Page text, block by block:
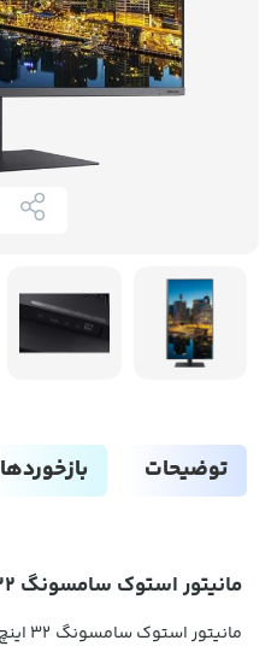
توضیحات بازخوردها
مانیتور استوک سامسونگ 32 اینچ مدل Samsung TU874VN